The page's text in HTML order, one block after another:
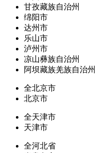
甘孜藏族自治州
绵阳市
达州市
乐山市
泸州市
凉山彝族自治州
阿坝藏族羌族自治州
全北京市
北京市
全天津市
天津市
全河北省